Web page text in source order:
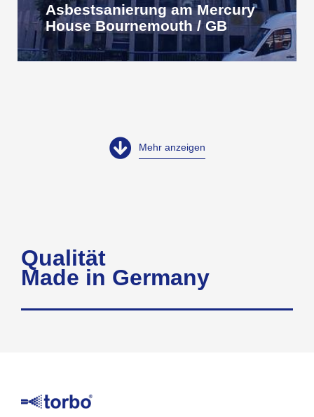
Asbestsanierung am Mercury
House Bournemouth / GB
Mehr anzeigen
Qualität
Made in Germany